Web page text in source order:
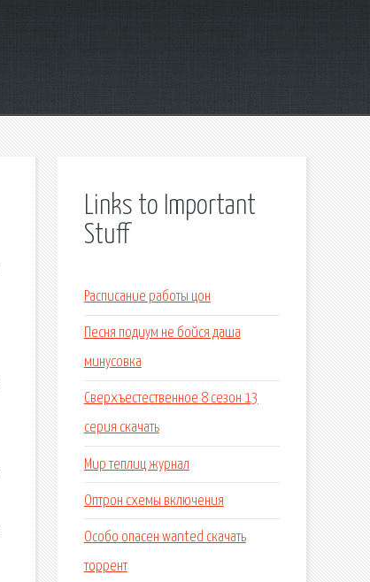
Links to Important
Stuff
Расписание работы цон
Песня подиум не бойся даша
минусовка
Сверхъестественное 8 сезон 13
серия скачать
Мир теплиц журнал
Оптрон схемы включения
Особо опасен wanted скачать
торрент